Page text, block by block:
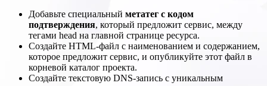
Добавьте специальный метатег с кодом
подтверждения, который предложит сервис, между
тегами head на главной странице ресурса.
Создайте HTML-файл с наименованием и содержанием,
которое предложит сервис, и опубликуйте этот файл в
корневой каталог проекта.
Создайте текстовую DNS-запись с уникальным